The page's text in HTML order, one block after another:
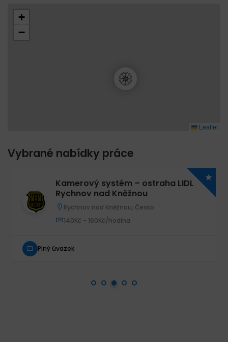
+
−
Leaflet
Vybrané nabídky práce
Kamerový systém – ostraha LIDL
Rychnov nad Kněžnou
Rychnov nad Kněžnou, Česko
140Kč - 160Kč/hodina
Plný úvazek